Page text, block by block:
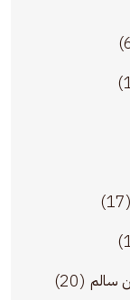
(17)
سالم (20)